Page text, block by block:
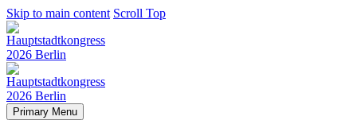
Skip to main content Scroll Top
Primary Menu